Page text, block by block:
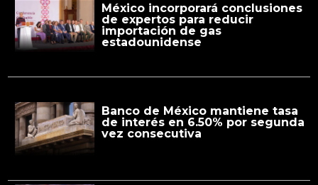
México incorporará conclusiones
de expertos para reducir
importación de gas
estadounidense
Banco de México mantiene tasa
de interés en 6.50% por segunda
vez consecutiva